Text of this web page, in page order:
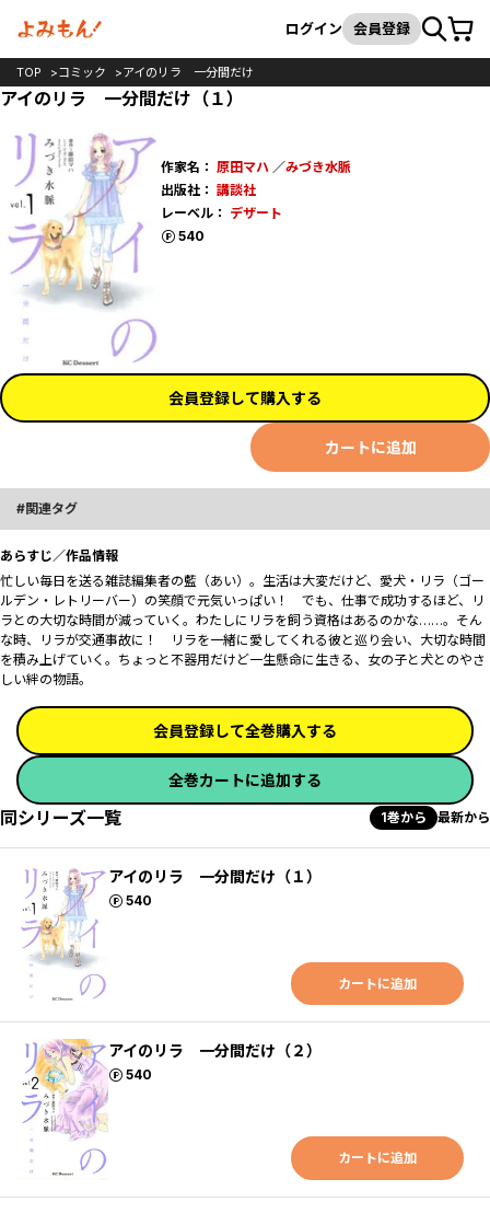
検索
ログイン 会員登録カート
TOP コミック アイのリラ 一分間だけ
アイのリラ 一分間だけ（１）
作家名： 原田マハ／みづき水脈
出版社： 講談社
レーベル： デザート
540
ポイント
会員登録して購入する
カートに追加
関連タグ
あらすじ／作品情報
忙しい毎日を送る雑誌編集者の藍（あい）。生活は大変だけど、愛犬・リラ（ゴー
ルデン・レトリーバー）の笑顔で元気いっぱい！ でも、仕事で成功するほど、リ
ラとの大切な時間が減っていく。わたしにリラを飼う資格はあるのかな……。そん
な時、リラが交通事故に！ リラを一緒に愛してくれる彼と巡り会い、大切な時間
を積み上げていく。ちょっと不器用だけど一生懸命に生きる、女の子と犬とのやさ
しい絆の物語。
会員登録して全巻購入する
全巻カートに追加する
同シリーズ一覧 1巻から 最新から
アイのリラ 一分間だけ（１）
540
ポイント
カートに追加
アイのリラ 一分間だけ（２）
540
ポイント
カートに追加